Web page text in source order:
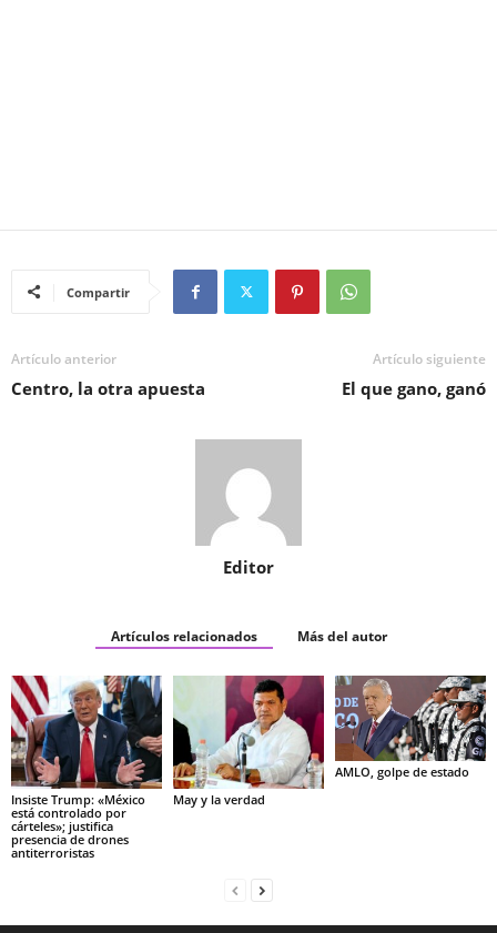
Compartir
Artículo anterior
Centro, la otra apuesta
Artículo siguiente
El que gano, ganó
Editor
Artículos relacionados Más del autor
Insiste Trump: «México
está controlado por
cárteles»; justifica
presencia de drones
antiterroristas
May y la verdad
AMLO, golpe de estado